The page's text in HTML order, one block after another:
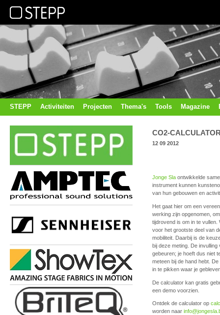
STEPP Activiteiten Projecten Thema's Tools Magazine
CO2-
12 09 2012
Jonge Sla ontwikkelde
instrument kunnen
van hun gebouwen en
Het gaat hier om een
werking zijn opgenomen,
tijdrovend is om in te
voor het grootste deel van
mobiliteit. Daarbij is de
bij deze meting. De
gebeuren; je hoeft dus niet
meteen bij de hand hebt.
in te pikken waar je
De calculator kan gratis
een demo voorzien.
Ontdek de calculator op
worden naar